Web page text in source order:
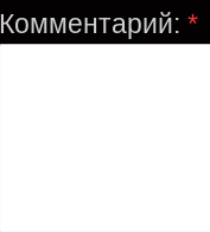
Комментарий: *